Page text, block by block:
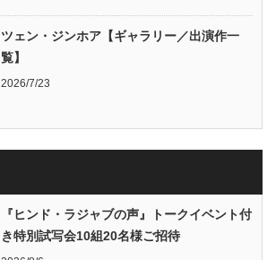
ツェン・ジンホア【ギャラリー／出演作一
覧】
2026/7/23
『ヒンド・ラジャブの声』トークイベント付
き特別試写会10組20名様ご招待